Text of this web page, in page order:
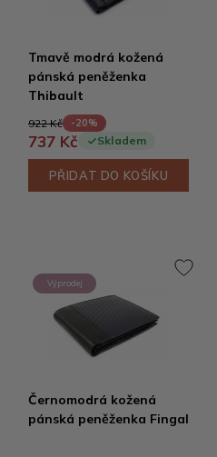
Tmavě modrá kožená
pánská peněženka
Thibault
922 Kč -20%
737 Kč Skladem
PŘIDAT DO KOŠÍKU
Výprodej
Černomodrá kožená
pánská peněženka Fingal